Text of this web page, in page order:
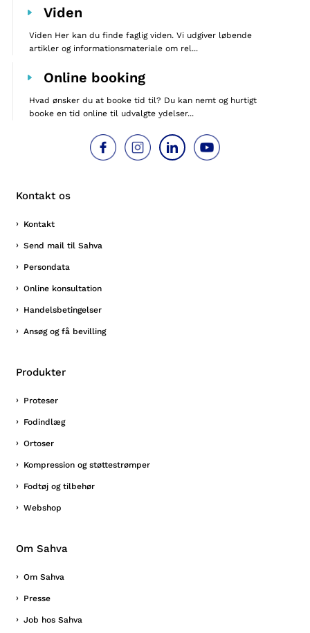
Viden
Viden Her kan du finde faglig viden. Vi udgiver løbende
artikler og informationsmateriale om rel...
Online booking
Hvad ønsker du at booke tid til? Du kan nemt og hurtigt
booke en tid online til udvalgte ydelser...
Kontakt os
Kontakt
Send mail til Sahva
Persondata
Online konsultation
Handelsbetingelser
Ansøg og få bevilling
Produkter
Proteser
Fodindlæg
Ortoser
Kompression og støttestrømper
Fodtøj og tilbehør
Webshop
Om Sahva
Om Sahva
Presse
Job hos Sahva